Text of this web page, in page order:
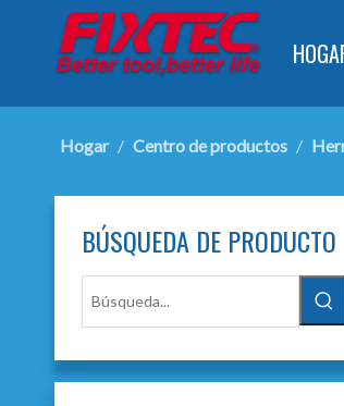
Hogar / Centro de productos /
BÚSQUEDA DE PRODUCTO